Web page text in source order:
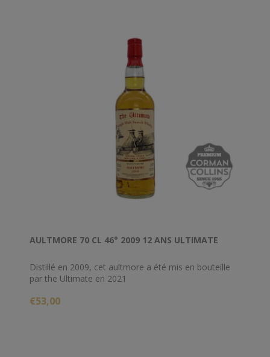
AULTMORE 70 CL 46° 2009 12 ANS ULTIMATE
Distillé en 2009, cet aultmore a été mis en bouteille
par the Ultimate en 2021
€53,00